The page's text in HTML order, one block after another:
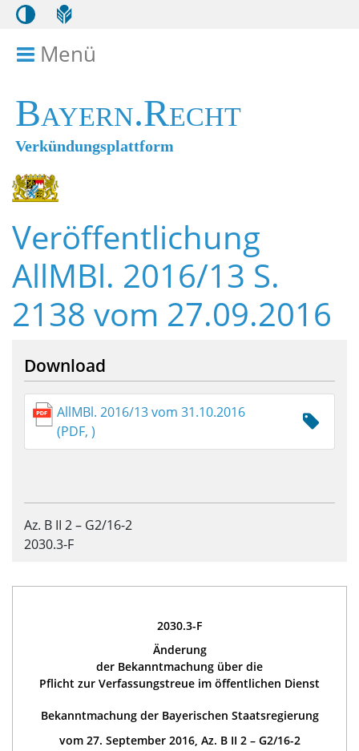
Menü
Bayern.Recht
Verkündungsplattform
Veröffentlichung
AllMBl. 2016/13 S.
2138 vom 27.09.2016
Download
AllMBl. 2016/13 vom 31.10.2016
(PDF, )
Az. B II 2 – G2/16-2
2030.3-F
2030.3-F
Änderung
der Bekanntmachung über die
Pflicht zur Verfassungstreue im öffentlichen Dienst
Bekanntmachung der Bayerischen Staatsregierung
vom 27. September 2016, Az. B II 2 – G2/16-2